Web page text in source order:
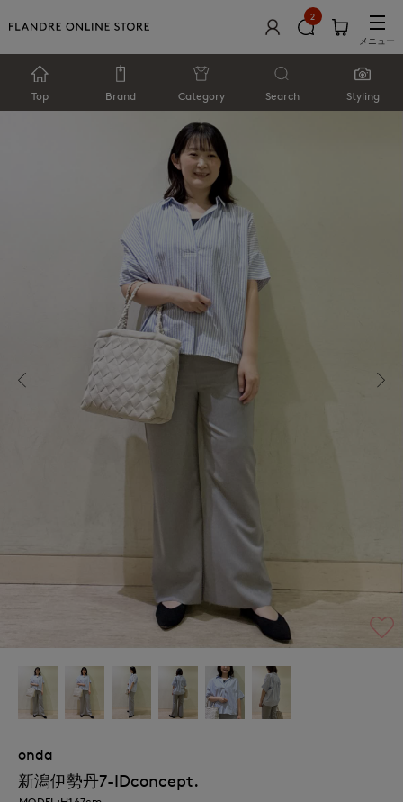
2
メニュー
Top Brand Category Search Styling
onda
新潟伊勢丹7-IDconcept.